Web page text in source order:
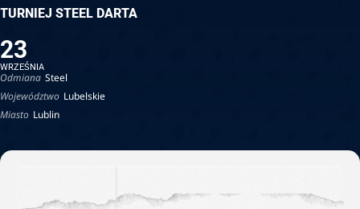
TURNIEJ STEEL DARTA
23
WRZEŚNIA
Odmiana Steel
Województwo Lubelskie
Miasto Lublin